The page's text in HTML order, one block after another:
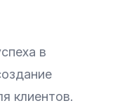
в
клиентов.